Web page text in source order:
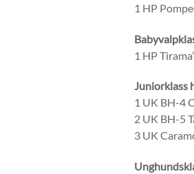
1 HP
1 HP
Juniorklass
1 UK BH-4
2 UK BH-5
3 UK